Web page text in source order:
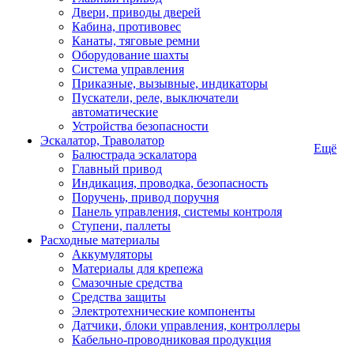
Двери, приводы дверей
Кабина, противовес
Канаты, тяговые ремни
Оборудование шахты
Система управления
Приказные, вызывные, индикаторы
Пускатели, реле, выключатели
автоматические
Устройства безопасности
Эскалатор, Траволатор
Балюстрада эскалатора
Главный привод
Индикация, проводка, безопасность
Поручень, привод поручня
Панель управления, системы контроля
Ступени, паллеты
Расходные материалы
Аккумуляторы
Материалы для крепежа
Смазочные средства
Средства защиты
Электротехнические компоненты
Датчики, блоки управления, контроллеры
Кабельно-проводниковая продукция
Ещё